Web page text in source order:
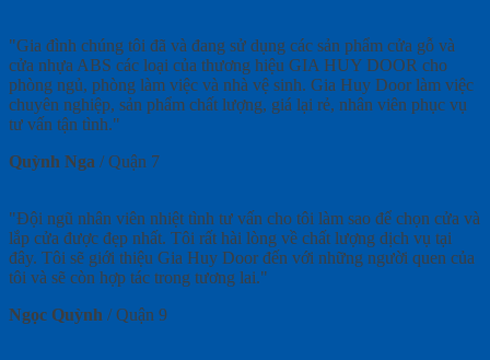
"Gia đình chúng tôi đã và đang sử dụng các sản phẩm cửa gỗ và
cửa nhựa ABS các loại của thương hiệu GIA HUY DOOR cho
phòng ngủ, phòng làm việc và nhà vệ sinh. Gia Huy Door làm việc
chuyên nghiệp, sản phẩm chất lượng, giá lại rẻ, nhân viên phục vụ
tư vấn tận tình."
Quỳnh Nga /Quận 7
"Đội ngũ nhân viên nhiệt tình tư vấn cho tôi làm sao để chọn cửa và
lắp cửa được đẹp nhất. Tôi rất hài lòng về chất lượng dịch vụ tại
đây. Tôi sẽ giới thiệu Gia Huy Door đến với những người quen của
tôi và sẽ còn hợp tác trong tương lai."
Ngọc Quỳnh /Quận 9